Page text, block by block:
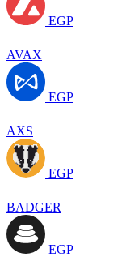
EGP
AVAX
EGP
AXS
EGP
BADGER
EGP